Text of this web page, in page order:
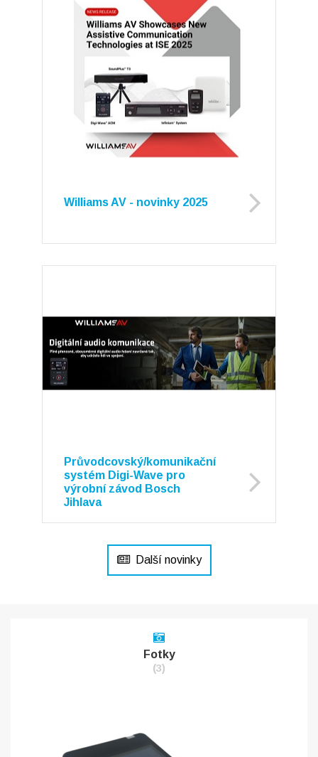
Williams AV - novinky 2025
Průvodcovský/komunikační
systém Digi-Wave pro
výrobní závod Bosch
Jihlava
Další novinky
Fotky
(3)